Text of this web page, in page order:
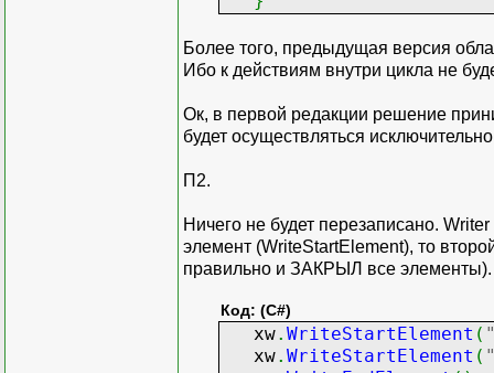
Более того, предыдущая версия
Ибо к действиям внутри цикла не
Ок, в первой редакции решение
будет осуществляться
П2.
Ничего не будет перезаписано.
элемент (WriteStartElement), то
правильно и ЗАКРЫЛ все элементы).
Код: (C#)
xw. WriteStartElement (
xw. WriteStartElement (